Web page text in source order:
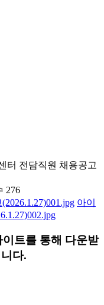
터 전담직원 채용공고
276
아이
트를 통해 다운받
다.